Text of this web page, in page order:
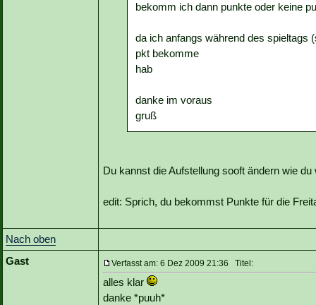
bekomm ich dann punkte oder keine
da ich anfangs während des spieltags
pkt bekomme
hab
danke im voraus
gruß
Du kannst die Aufstellung sooft ändern wie
edit: Sprich, du bekommst Punkte für die
Nach oben
Gast
Verfasst am: 6 Dez 2009 21:36 Titel:
alles klar
danke *puuh*